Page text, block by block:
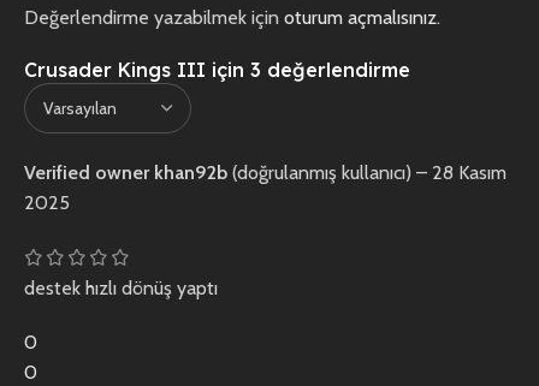
Crusader Kings III için 3 değerlendirme
Verified owner khan92b (doğrulanmış kullanıcı) – 28 Kasım
2025
destek hızlı dönüş yaptı
0
0
Değerlendirme yazabilmek için oturum açmalısınız.